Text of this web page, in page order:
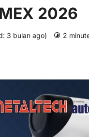
2026
3 bulan ago) 2